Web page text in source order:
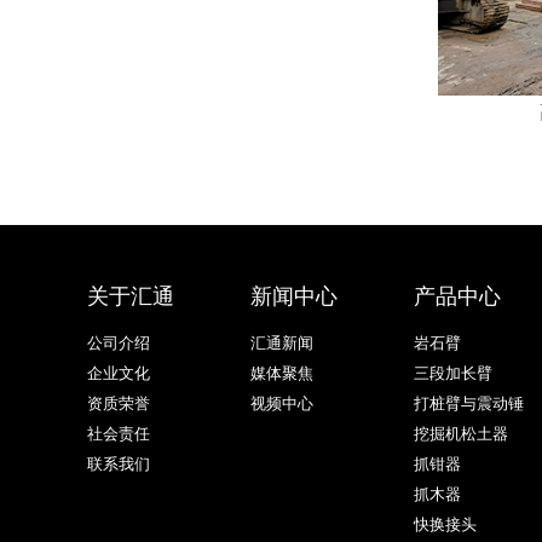
关于汇通
公司介绍
企业文化
资质荣誉
社会责任
联系我们
新闻中心
汇通新闻
媒体聚焦
视频中心
产品中心
岩石臂
三段加长臂
打桩臂与震动锤
挖掘机松土器
抓钳器
抓木器
快换接头